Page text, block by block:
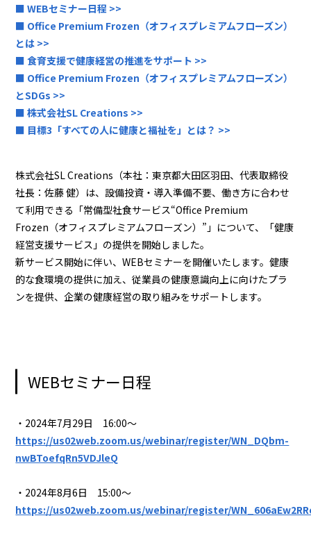
■ WEBセミナー日程 >>
■ Office Premium Frozen（オフィスプレミアムフローズン）
とは >>
■ 食育支援で健康経営の推進をサポート >>
■ Office Premium Frozen（オフィスプレミアムフローズン）
とSDGs >>
■ 株式会社SL Creations >>
■ 目標3「すべての人に健康と福祉を」とは？ >>
株式会社SL Creations（本社：東京都大田区羽田、代表取締役
社長：佐藤 健）は、設備投資・導入準備不要、働き方に合わせ
て利用できる「常備型社食サービス“Office Premium
Frozen（オフィスプレミアムフローズン）”」について、「健康
経営支援サービス」の提供を開始しました。
新サービス開始に伴い、WEBセミナーを開催いたします。健康
的な食環境の提供に加え、従業員の健康意識向上に向けたプラ
ンを提供、企業の健康経営の取り組みをサポートします。
WEBセミナー日程
・2024年7月29日 16:00～
https://us02web.zoom.us/webinar/register/WN_DQbm-
nwBToefqRn5VDJleQ
・2024年8月6日 15:00～
https://us02web.zoom.us/webinar/register/